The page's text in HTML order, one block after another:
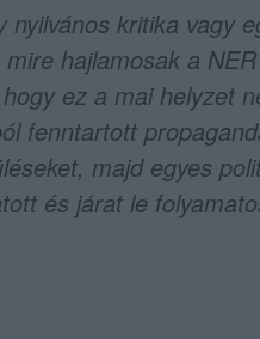
nyilvános kritika vagy
hajlamosak a
ez a mai helyzet
fenntartott
majd egyes
és járat le